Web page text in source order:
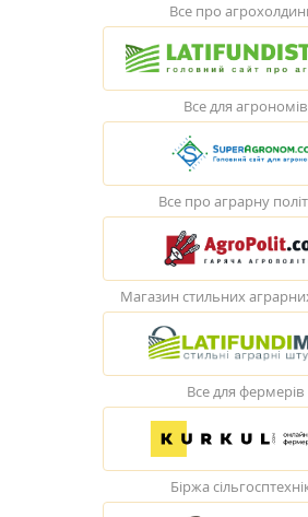
Все про
Все для агрономів
Все про аграрну
Магазин стильних
Все для фермерів
Біржа